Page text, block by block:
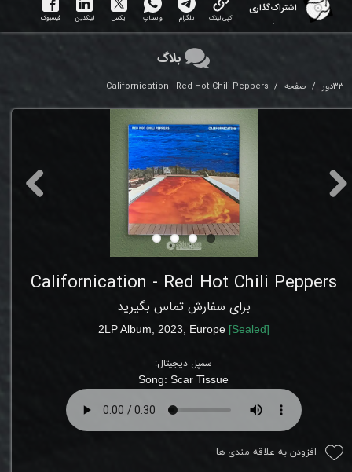
اشتراک‌گذاری
:
کپی لینک تلگرام واتساپ ایکس لینکدین فیسبوک
33دور صفحه Californication - Red Hot Chili Peppers
Californication - Red Hot Chili Peppers
برای سفارش تماس بگیرید
2LP Album, 2023, Europe [Sealed]
سمپل دیجیتال:
Song:Scar Tissue
افزودن به علاقه مندی ها
بلاگ